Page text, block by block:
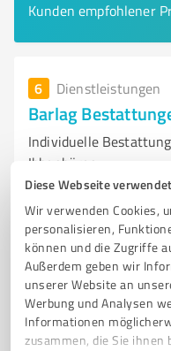
Diese Webseite
Wir verwenden Cookies,
personalisieren,
können und die Zugriffe
Außerdem geben wir
unserer Website an
Werbung und Analysen
Informationen
zusammen, die Sie
Kunden empfohlener
6 Dienstleistungen
Barlag
Individuelle
Ibbenbüren
BESTATTUNGSINSTITUT
TRAUERBEGLEITUNG
PERSÖNLICHE BERATUNG
TRAUERFEIER
Münsterstraße 56,